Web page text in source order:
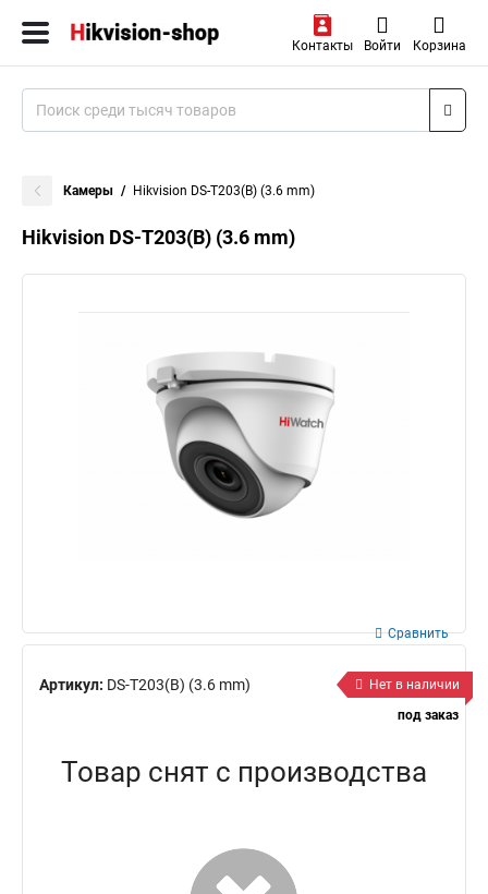
Контакты Войти Корзина
Камеры Hikvision DS-T203(B) (3.6 mm)
Hikvision DS-T203(B) (3.6 mm)
Артикул: DS-T203(B) (3.6 mm)
Сравнить
Нет в наличии
под заказ
Товар снят с производства